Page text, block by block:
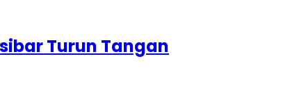
Turun Tangan